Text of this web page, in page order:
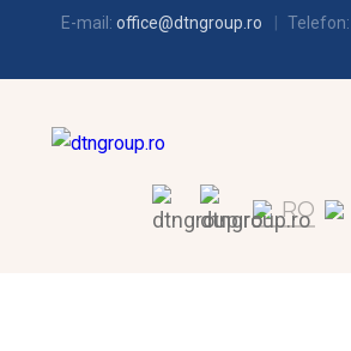
E-mail: office@dtngroup.ro Telefon:
RO